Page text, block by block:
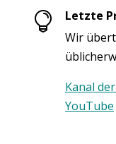

Letzte
Wir
Kanal
YouTube